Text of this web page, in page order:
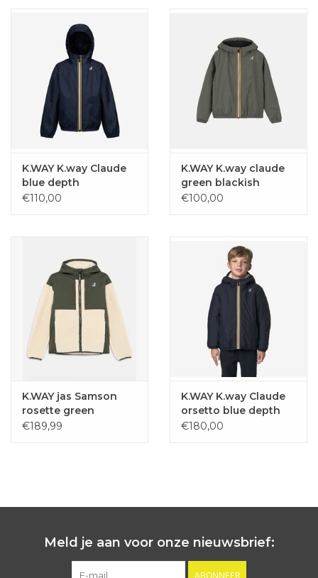
K.WAY K.way Claude
blue depth
€110,00
K.WAY K.way claude
green blackish
€100,00
K.WAY jas Samson
rosette green
blackish / ecru
€189,99
K.WAY K.way Claude
orsetto blue depth
€180,00
Meld je aan voor onze nieuwsbrief: